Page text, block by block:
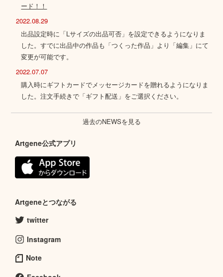
ード！！
2022.08.29
出品設定時に「Lサイズの出品可否」を設定できるようになりま
した。すでに出品中の作品も「つくった作品」より「編集」にて
変更が可能です。
2022.07.07
購入時にギフトカードでメッセージカードを贈れるようになりま
した。注文手続きで「ギフト配送」をご選択ください。
過去のNEWSを見る
Artgene公式アプリ
Artgeneとつながる
twitter
Instagram
Note